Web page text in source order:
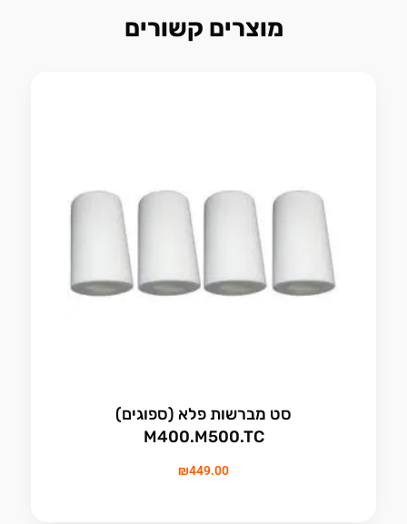
מוצרים קשורים
סט מברשות פלא (ספוגים)
M400.M500.TC
₪449.00